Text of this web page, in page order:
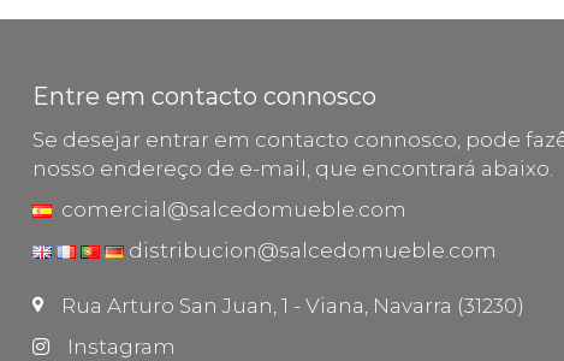
Entre em contacto connosco
Se desejar entrar em contacto connosco, pode
nosso endereço de e-mail, que encontrará abaixo.
comercial@salcedomueble.com
distribucion@salcedomueble.com
Rua Arturo San Juan, 1 - Viana, Navarra (31230)
Instagram